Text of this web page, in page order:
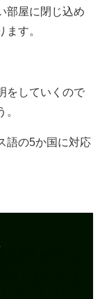
部屋に閉じ込め
す。
をしていくので
語の5か国に対応